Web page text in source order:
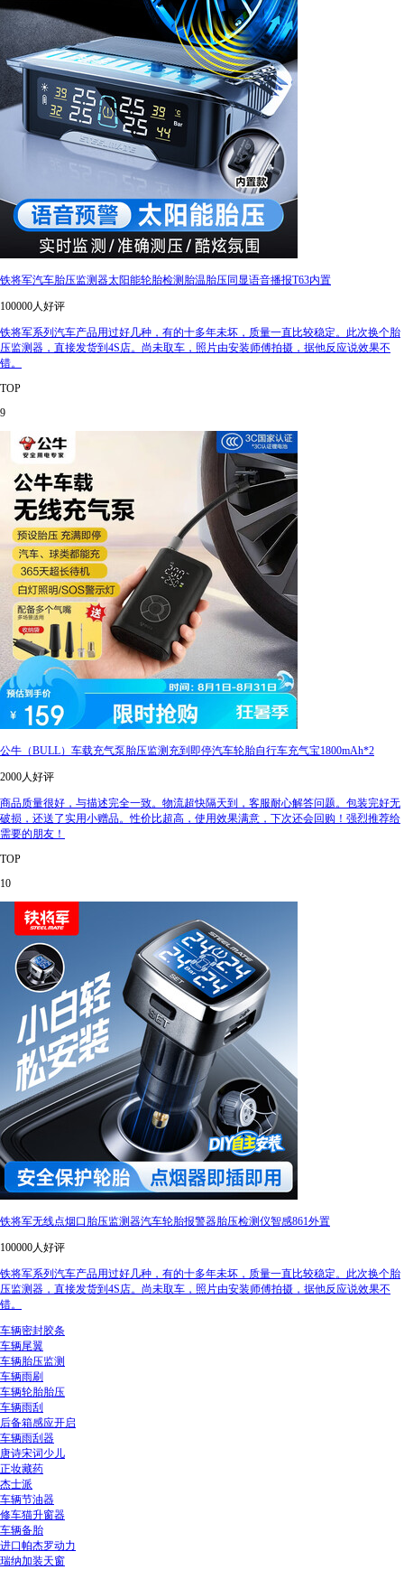
铁将军汽车胎压监测器太阳能轮胎检测胎温胎压同显语音播报T63内置
100000人好评
铁将军系列汽车产品用过好几种，有的十多年未坏，质量一直比较稳定。此次换个胎
压监测器，直接发货到4S店。尚未取车，照片由安装师傅拍摄，据他反应说效果不
错。
TOP
9
公牛（BULL）车载充气泵胎压监测充到即停汽车轮胎自行车充气宝1800mAh*2
2000人好评
商品质量很好，与描述完全一致。物流超快隔天到，客服耐心解答问题。包装完好无
破损，还送了实用小赠品。性价比超高，使用效果满意，下次还会回购！强烈推荐给
需要的朋友！
TOP
10
铁将军无线点烟口胎压监测器汽车轮胎报警器胎压检测仪智感861外置
100000人好评
铁将军系列汽车产品用过好几种，有的十多年未坏，质量一直比较稳定。此次换个胎
压监测器，直接发货到4S店。尚未取车，照片由安装师傅拍摄，据他反应说效果不
错。
车辆密封胶条
车辆尾翼
车辆胎压监测
车辆雨刷
车辆轮胎胎压
车辆雨刮
后备箱感应开启
车辆雨刮器
唐诗宋词少儿
正妆藏药
杰士派
车辆节油器
修车猫升窗器
车辆备胎
进口帕杰罗动力
瑞纳加装天窗